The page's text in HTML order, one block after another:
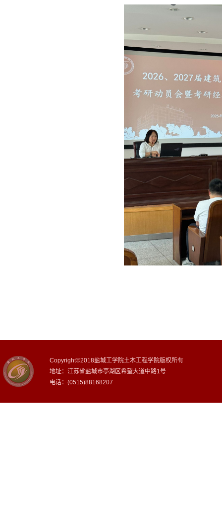
Copyright©2018盐城工学院土木工程学院版权所有
地址：江苏省盐城市亭湖区希望大道中路1号
电话：(0515)88168207